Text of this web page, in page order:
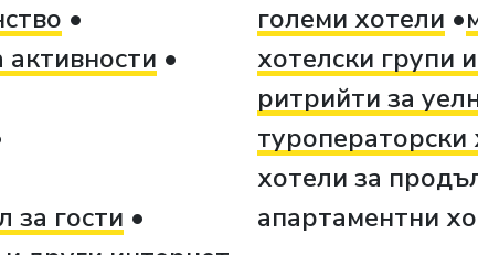
активности
за гости
големи хотели
хотелски групи
ритрийти за
туроператорски
хотели за
апартаментни